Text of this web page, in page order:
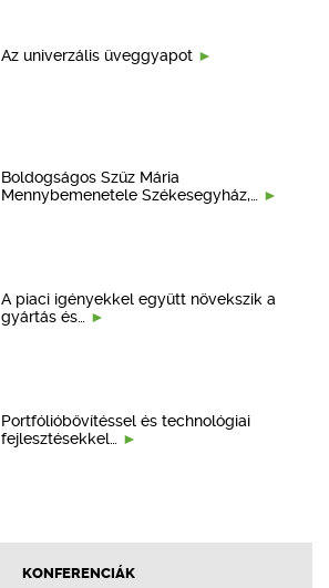
Az univerzális üveggyapot
Boldogságos Szűz Mária
Mennybemenetele Székesegyház,…
A piaci igényekkel együtt növekszik a
gyártás és…
Portfólióbővítéssel és technológiai
fejlesztésekkel…
KONFERENCIÁK